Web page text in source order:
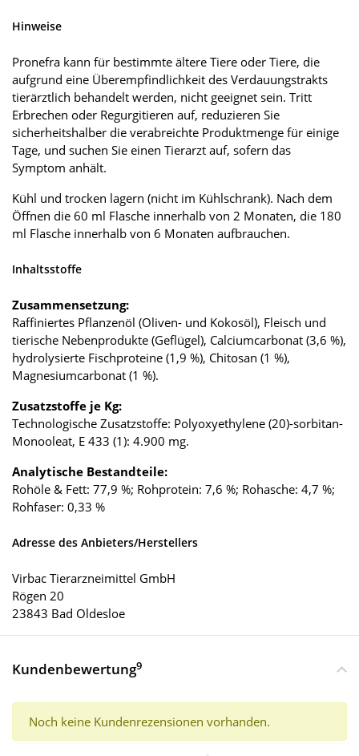
Hinweise
Pronefra kann für bestimmte ältere Tiere oder Tiere, die
aufgrund eine Überempfindlichkeit des Verdauungstrakts
tierärztlich behandelt werden, nicht geeignet sein. Tritt
Erbrechen oder Regurgitieren auf, reduzieren Sie
sicherheitshalber die verabreichte Produktmenge für einige
Tage, und suchen Sie einen Tierarzt auf, sofern das
Symptom anhält.
Kühl und trocken lagern (nicht im Kühlschrank). Nach dem
Öffnen die 60 ml Flasche innerhalb von 2 Monaten, die 180
ml Flasche innerhalb von 6 Monaten aufbrauchen.
Inhaltsstoffe
Zusammensetzung:
Raffiniertes Pflanzenöl (Oliven- und Kokosöl), Fleisch und
tierische Nebenprodukte (Geflügel), Calciumcarbonat (3,6 %),
hydrolysierte Fischproteine (1,9 %), Chitosan (1 %),
Magnesiumcarbonat (1 %).
Zusatzstoffe je Kg:
Technologische Zusatzstoffe: Polyoxyethylene (20)-sorbitan-
Monooleat, E 433 (1): 4.900 mg.
Analytische Bestandteile:
Rohöle & Fett: 77,9 %; Rohprotein: 7,6 %; Rohasche: 4,7 %;
Rohfaser: 0,33 %
Adresse des Anbieters/Herstellers
Virbac Tierarzneimittel GmbH
Rögen 20
23843 Bad Oldesloe
Kundenbewertung9
Noch keine Kundenrezensionen vorhanden.